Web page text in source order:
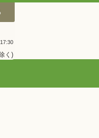
く)
見る